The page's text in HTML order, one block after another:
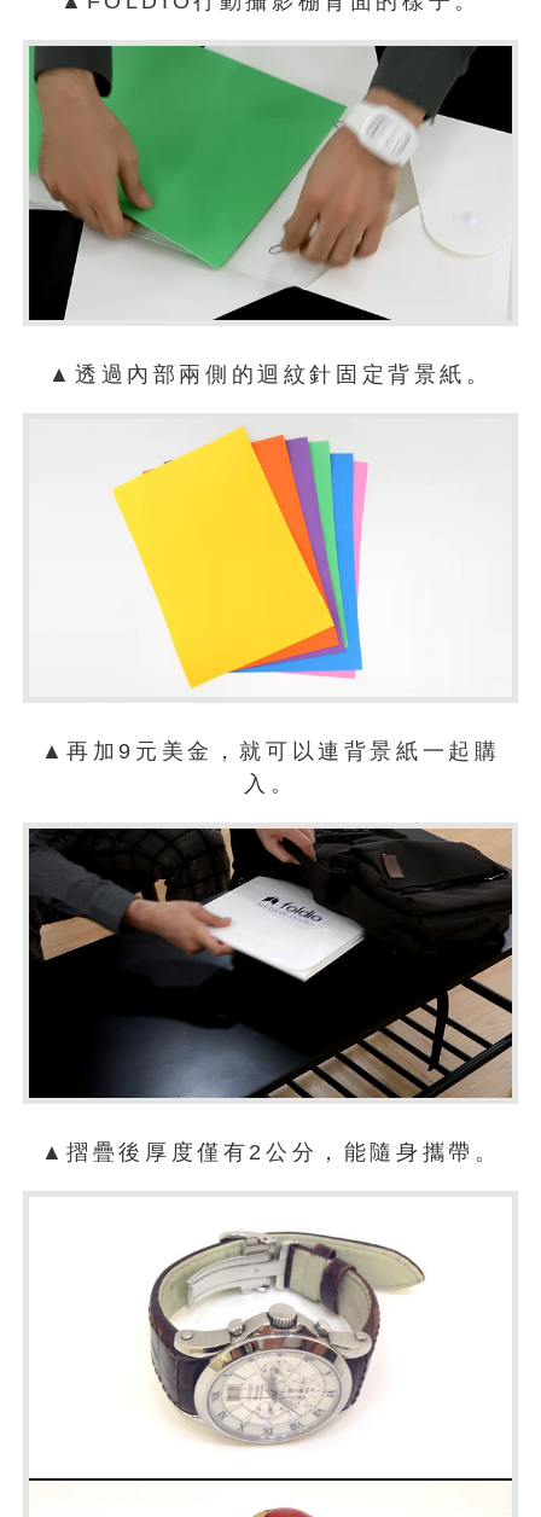
▲透過內部兩側的迴紋針固定背景紙。
▲再加9元美金，就可以連背景紙一起購
入。
▲摺疊後厚度僅有2公分，能隨身攜帶。